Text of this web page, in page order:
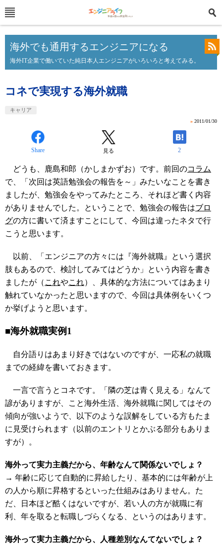
海外でも通用するエンジニアになる
海外IT企業で働いていた純日本人エンジニアがいろいろと考えてみる。
コネで実現する海外就職
キャリア
» 2011/01/30
Share 見る 2
どうも、鹿島和郎（かしまかずお）です。前回のコラム
で、「次回は英語勉強会の報告を～」みたいなことを書き
ましたが、勉強会をやってみたところ、それほど書く内容
がありませんでした。ということで、勉強会の報告はブロ
グの方に書いて済ますことにして、今回は違ったネタで行
こうと思います。
以前、「エンジニアの方々には『海外就職』という選択
肢もあるので、検討してみてはどうか」という内容を書き
ましたが（ これやこれ）、具体的な方法についてはあまり
触れていなかったと思いますので、今回は具体例をいくつ
か挙げようと思います。
■海外就職実例1
自分語りはあまり好きではないのですが、一応私の就職
までの経緯を書いておきます。
一言で言うとコネです。「隣の芝は青く見える」なんて
諺がありますが、こと海外生活、海外就職に関してはその
傾向が強いようで、以下のような誤解をしている方もたま
に見受けられます（以前のエントリとかぶる部分もありま
すが）。
海外って実力主義だから、年齢なんて関係ないでしょ？
→ 年齢に応じて自動的に昇給したり、基本的には年齢が上
の人から順に昇格するといった仕組みはありません。た
だ、日本ほど酷くはないですが、若い人の方が就職に有
利、年を取ると転職しづらくなる、というのはあります。
海外って実力主義だから、人種差別なんてないでしょ？